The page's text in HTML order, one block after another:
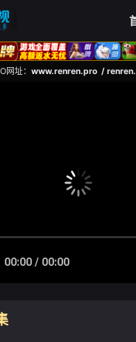
网址： www.renren.pro /
00:00 / 00:00